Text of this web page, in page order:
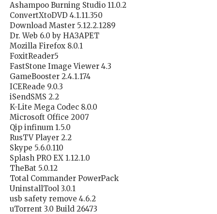
Ashampoo Burning Studio 11.0.2
ConvertXtoDVD 4.1.11.350
Download Master 5.12.2.1289
Dr. Web 6.0 by НАЗАРЕТ
Mozilla Firefox 8.0.1
FoxitReader5
FastStone Image Viewer 4.3
GameBooster 2.4.1.174
ICEReade 9.0.3
iSendSMS 2.2
K-Lite Mega Codec 8.0.0
Microsoft Office 2007
Qip infinum 1.5.0
RusTV Player 2.2
Skype 5.6.0.110
Splash PRO EX 1.12.1.0
TheBat 5.0.12
Total Commander PowerPack
UninstallTool 3.0.1
usb safety remove 4.6.2
uTorrent 3.0 Build 26473